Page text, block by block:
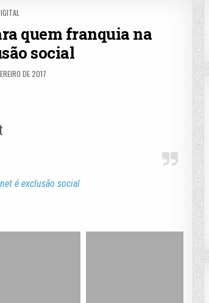
quem franquia na
social
DE 2017
é exclusão social